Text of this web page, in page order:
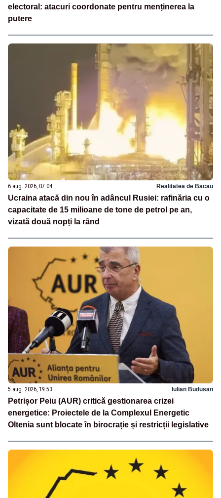
electoral: atacuri coordonate pentru menținerea la
putere
6 aug. 2026, 07:04 Realitatea de Bacau
Ucraina atacă din nou în adâncul Rusiei: rafinăria cu o
capacitate de 15 milioane de tone de petrol pe an,
vizată două nopți la rând
5 aug. 2026, 19:53 Iulian Budusan
Petrișor Peiu (AUR) critică gestionarea crizei
energetice: Proiectele de la Complexul Energetic
Oltenia sunt blocate în birocrație și restricții legislative